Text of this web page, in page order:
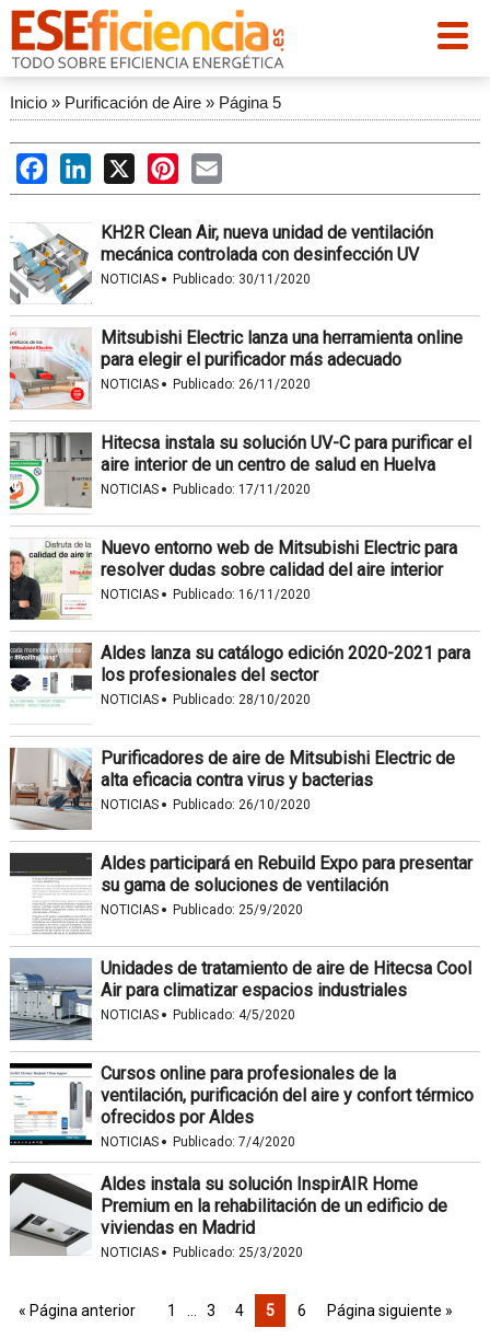
Inicio» Purificación de Aire» Página 5
FacebookLinkedIn
X PinterestEmail
KH2R Clean Air, nueva unidad de ventilación
mecánica controlada con desinfección UV
NOTICIAS · Publicado: 30/11/2020
Mitsubishi Electric lanza una herramienta online
para elegir el purificador más adecuado
NOTICIAS · Publicado: 26/11/2020
Hitecsa instala su solución UV-C para purificar el
aire interior de un centro de salud en Huelva
NOTICIAS · Publicado: 17/11/2020
Nuevo entorno web de Mitsubishi Electric para
resolver dudas sobre calidad del aire interior
NOTICIAS · Publicado: 16/11/2020
Aldes lanza su catálogo edición 2020-2021 para
los profesionales del sector
NOTICIAS · Publicado: 28/10/2020
Purificadores de aire de Mitsubishi Electric de
alta eficacia contra virus y bacterias
NOTICIAS · Publicado: 26/10/2020
Aldes participará en Rebuild Expo para presentar
su gama de soluciones de ventilación
NOTICIAS · Publicado: 25/9/2020
Unidades de tratamiento de aire de Hitecsa Cool
Air para climatizar espacios industriales
NOTICIAS · Publicado: 4/5/2020
Cursos online para profesionales de la
ventilación, purificación del aire y confort térmico
ofrecidos por Aldes
NOTICIAS · Publicado: 7/4/2020
Aldes instala su solución InspirAIR Home
Premium en la rehabilitación de un edificio de
viviendas en Madrid
NOTICIAS · Publicado: 25/3/2020
« Página anterior 1 3 4 5 6 Página siguiente »